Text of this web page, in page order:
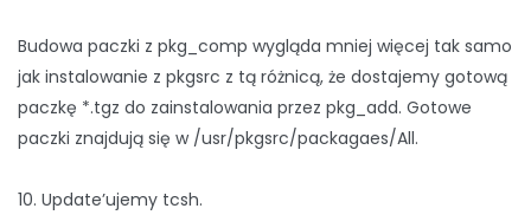
Budowa paczki z pkg_comp wygląda mniej więcej tak samo
jak instalowanie z pkgsrc z tą różnicą, że dostajemy gotową
paczkę *.tgz do zainstalowania przez pkg_add. Gotowe
paczki znajdują się w /usr/pkgsrc/packagaes/All.
10. Update’ujemy tcsh.